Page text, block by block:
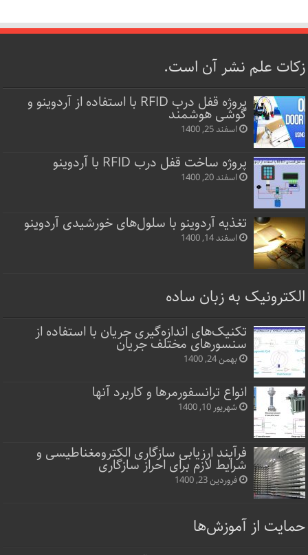
زکات علم نشر آن است.
پروژه قفل‌ درب RFID با استفاده از آردوینو و
گوشی هوشمند
اسفند 25, 1400
پروژه ساخت قفل‌ درب RFID با آردوینو
اسفند 20, 1400
تغذیه آردوینو با سلول‌های خورشیدی آردوینو
اسفند 14, 1400
الکترونیک به زبان ساده
تکنیک‌های اندازه‌گیری جریان با استفاده از
سنسورهای مختلف جریان
بهمن 24, 1400
انواع ترانسفورمرها و کاربرد آنها
شهریور 10, 1400
فرآیند ارزیابی سازگاری الکترومغناطیسی و
شرایط لازم برای احراز سازگاری
فروردین 23, 1400
حمایت از آموزش‌ها